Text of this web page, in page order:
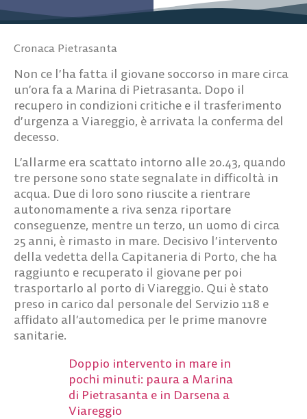
Cronaca Pietrasanta
Non ce l’ha fatta il giovane soccorso in mare circa
un’ora fa a Marina di Pietrasanta. Dopo il
recupero in condizioni critiche e il trasferimento
d’urgenza a Viareggio, è arrivata la conferma del
decesso.
L’allarme era scattato intorno alle 20.43, quando
tre persone sono state segnalate in difficoltà in
acqua. Due di loro sono riuscite a rientrare
autonomamente a riva senza riportare
conseguenze, mentre un terzo, un uomo di circa
25 anni, è rimasto in mare. Decisivo l’intervento
della vedetta della Capitaneria di Porto, che ha
raggiunto e recuperato il giovane per poi
trasportarlo al porto di Viareggio. Qui è stato
preso in carico dal personale del Servizio 118 e
affidato all’automedica per le prime manovre
sanitarie.
Doppio intervento in mare in
pochi minuti: paura a Marina
di Pietrasanta e in Darsena a
Viareggio